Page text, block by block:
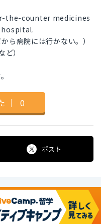
the-counter medicines
ら病院には行かない。）
）
｜ 0
ポスト